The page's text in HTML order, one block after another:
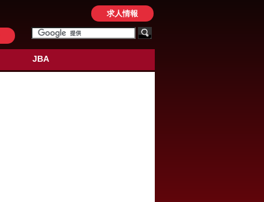
求人情報
JBA